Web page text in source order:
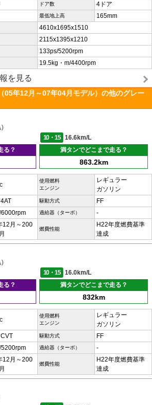
ドア数 4ドア
最低地上高 165mm
4610x1695x1510
2115x1395x1210
133ps/5200rpm
19.5kg・m/4400rpm
を見る
05年12月～07年04月モデル）の他のグレー
)
10・15
16.6km/L
る？
満タンでどこまで走る？
863.2km
使用燃料
エンジン
レギュラー
ガソリン
駆動方式 FF
6000rpm 過給器（ターボ） -
12月～200
燃費性能
H22年度燃費基準
達成
)
10・15
16.0km/L
る？
満タンでどこまで走る？
832km
使用燃料
エンジン
レギュラー
ガソリン
駆動方式 FF
5200rpm 過給器（ターボ） -
12月～200
燃費性能
H22年度燃費基準
達成